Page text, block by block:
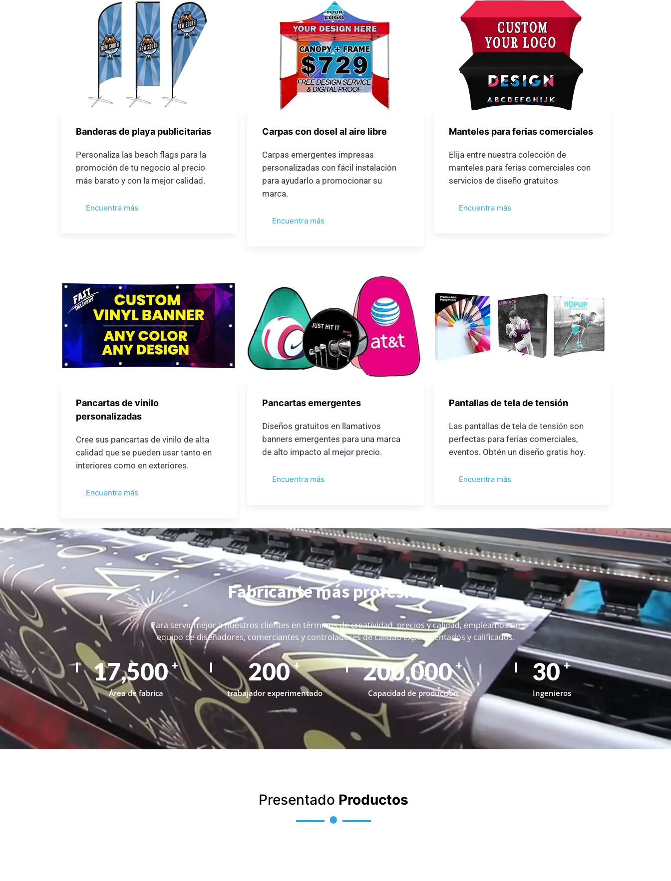
Banderas de playa publicitarias
Personaliza las beach flags para la
promoción de tu negocio al precio
más barato y con la mejor calidad.
Encuentra más
Carpas con dosel al aire libre
Carpas emergentes impresas
personalizadas con fácil instalación
para ayudarlo a promocionar su
marca.
Encuentra más
Manteles para ferias comerciales
Elija entre nuestra colección de
manteles para ferias comerciales con
servicios de diseño gratuitos
Encuentra más
Pancartas de vinilo
personalizadas
Cree sus pancartas de vinilo de alta
calidad que se pueden usar tanto en
interiores como en exteriores.
Encuentra más
Pancartas emergentes
Diseños gratuitos en llamativos
banners emergentes para una marca
de alto impacto al mejor precio.
Encuentra más
Pantallas de tela de tensión
Las pantallas de tela de tensión son
perfectas para ferias comerciales,
eventos. Obtén un diseño gratis hoy.
Encuentra más
Fabricante más profesional
Para servir mejor a nuestros clientes en términos de creatividad, precios y calidad, empleamos un
equipo de diseñadores, comerciantes y controladores de calidad experimentados y calificados.
17,500 +
Área de fabrica
200 +
trabajador experimentado
200,000 +
Capacidad de producción
30 +
Ingenieros
Presentado Productos